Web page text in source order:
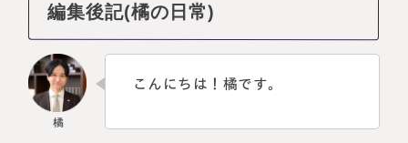
編集後記(橘の日常)
こんにちは！橘です。